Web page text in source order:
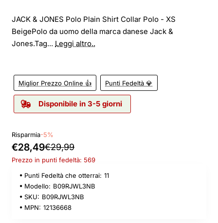
JACK & JONES Polo Plain Shirt Collar Polo - XS
BeigePolo da uomo della marca danese Jack &
Jones.Tag... Leggi altro..
Miglior Prezzo Online 👍 Punti Fedeltà 💎
Disponibile in 3-5 giorni
Risparmia-5%
€28,49€29,99
Prezzo in punti fedeltà: 569
Punti Fedeltà che otterrai: 11
Modello: B09RJWL3NB
SKU: B09RJWL3NB
MPN: 12136668